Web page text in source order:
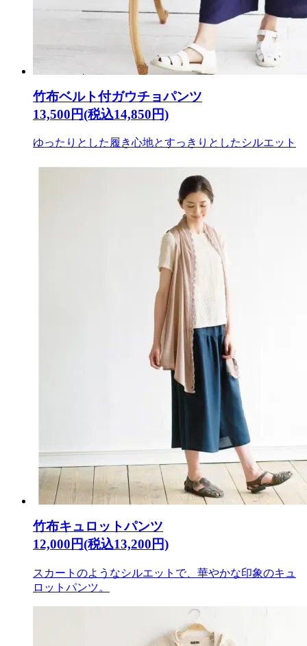
竹布ベルト付ガウチョパンツ
13,500円(税込14,850円)
ゆったりとした履き心地とすっきりとしたシルエット
竹布キュロットパンツ
12,000円(税込13,200円)
スカートのようなシルエットで、華やかな印象のキュ
ロットパンツ。